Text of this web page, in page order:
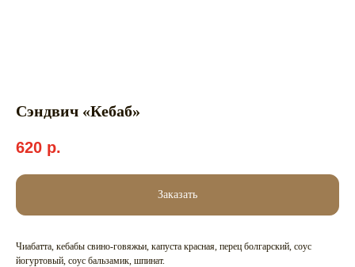
Сэндвич «Кебаб»
620 р.
Заказать
Чиабатта, кебабы свино-говяжьи, капуста красная, перец болгарский, соус
йогуртовый, соус бальзамик, шпинат.